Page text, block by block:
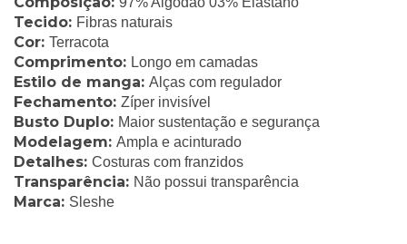
Tecido: Fibras naturais
Cor: Terracota
Comprimento: Longo em camadas
Estilo de manga: Alças com regulador
Fechamento: Zíper invisível
Busto Duplo: Maior sustentação e segurança
Modelagem: Ampla e acinturado
Detalhes: Costuras com franzidos
Transparência: Não possui transparência
Marca: Sleshe